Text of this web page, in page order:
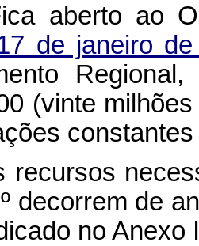
aberto ao
de janeiro
(vinte
recursos
decorrem de
no Anexo